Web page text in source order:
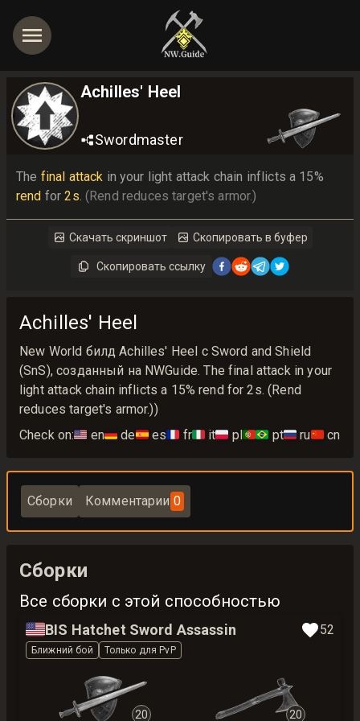
Achilles' Heel
Swordmaster
The final attack
rend for 2s. (Rend reduces target's armor.)
Скачать скриншот Скопировать в буфер
Скопировать ссылку
Achilles' Heel
New World билд Achilles' Heel с Sword and Shield
(SnS), созданный на NWGuide. The final attack in your
light attack chain inflicts a 15% rend for 2s. (Rend
reduces target's armor.))
Check on:🇺🇸 en🇩🇪 de🇪🇸 es🇫🇷 fr🇮🇹 it🇵🇱 pl🇵🇹🇧🇷 pt🇷🇺 ru🇨🇳 cn
Сборки Комментарии 0
Сборки
Все сборки с этой способностью
🇺🇸BIS Hatchet Sword Assassin 52
Ближний бой Только для PvP
20 20